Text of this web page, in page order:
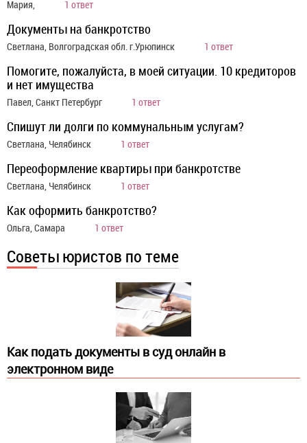
Мария, 1 ответ
Документы на банкротство
Светлана, Волгоградская обл. г.Урюпинск 1 ответ
Помогите, пожалуйста, в моей ситуации. 10 кредиторов
и нет имущества
Павел, Санкт Петербург 1 ответ
Спишут ли долги по коммунальным услугам?
Светлана, Челябинск 1 ответ
Переоформление квартиры при банкротстве
Светлана, Челябинск 1 ответ
Как оформить банкротство?
Ольга, Самара 1 ответ
Советы юристов по теме
Как подать документы в суд онлайн в
электронном виде